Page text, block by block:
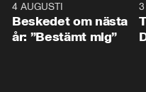
1:04
0:24
4 AUGUSTI
Beskedet om nästa
år: ”Bestämt mig”